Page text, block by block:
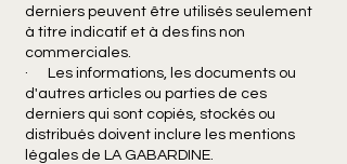
derniers peuvent être utilisés seulement
à titre indicatif et à des fins non
commerciales.
· Les informations, les documents ou
d'autres articles ou parties de ces
derniers qui sont copiés, stockés ou
distribués doivent inclure les mentions
légales de LA GABARDINE.